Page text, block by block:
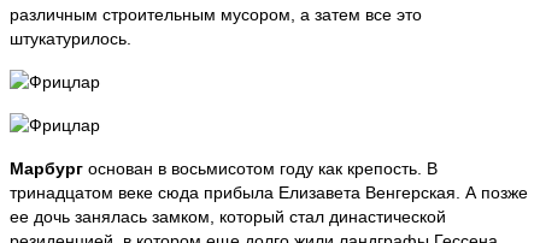
различным строительным мусором, а затем все это
штукатурилось.
Марбург основан в восьмисотом году как крепость. В
тринадцатом веке сюда прибыла Елизавета Венгерская. А позже
ее дочь занялась замком, который стал династической